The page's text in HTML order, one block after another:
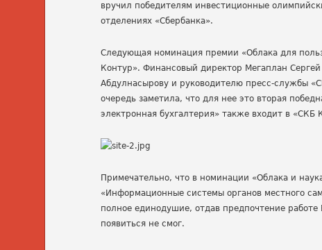
вручил победителям инвестиционные
отделениях «Сбербанка».
Следующая номинация премии «Облака для
Контур». Финансовый директор Мегаплан
Абдулнасырову и руководителю пресс-службы
очередь заметила, что для нее это вторая
электронная бухгалтерия» также входит в «СКБ
Примечательно, что в номинации «Облака и
«Информационные системы органов местного
полное единодушие, отдав предпочтение
появиться не смог.